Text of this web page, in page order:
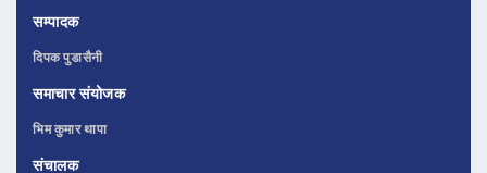
सम्पादक
दिपक पुडासैनी
समाचार संयोजक
भिम कुमार थापा
संचालक